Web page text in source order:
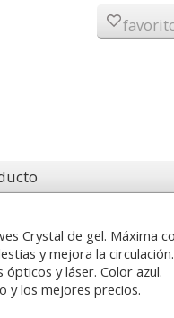
Crystal de gel. Máxima
y mejora la
y láser. Color azul.
y los mejores precios.
Tricolor alta
deskjet
para